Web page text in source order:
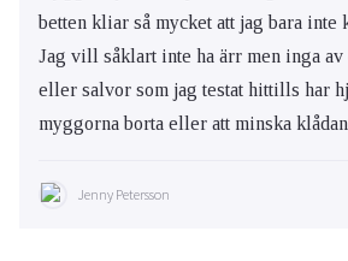
betten kliar så mycket att jag bara inte
Jag vill såklart inte ha ärr men inga av
eller salvor som jag testat hittills har
myggorna borta eller att minska
Jenny Petersson